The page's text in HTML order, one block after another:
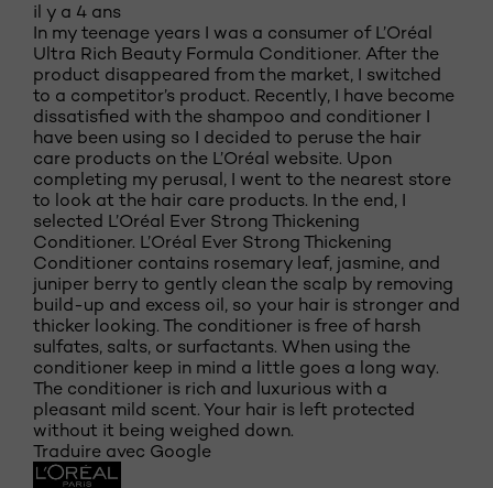
il y a 4 ans
In my teenage years I was a consumer of L’Oréal
Ultra Rich Beauty Formula Conditioner. After the
product disappeared from the market, I switched
to a competitor’s product. Recently, I have become
dissatisfied with the shampoo and conditioner I
have been using so I decided to peruse the hair
care products on the L’Oréal website. Upon
completing my perusal, I went to the nearest store
to look at the hair care products. In the end, I
selected L’Oréal Ever Strong Thickening
Conditioner. L’Oréal Ever Strong Thickening
Conditioner contains rosemary leaf, jasmine, and
juniper berry to gently clean the scalp by removing
build-up and excess oil, so your hair is stronger and
thicker looking. The conditioner is free of harsh
sulfates, salts, or surfactants. When using the
conditioner keep in mind a little goes a long way.
The conditioner is rich and luxurious with a
pleasant mild scent. Your hair is left protected
without it being weighed down.
Traduire avec Google